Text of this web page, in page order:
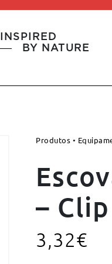
INSPIRED
BY NATURE
Produtos •
– Clip
3,32€